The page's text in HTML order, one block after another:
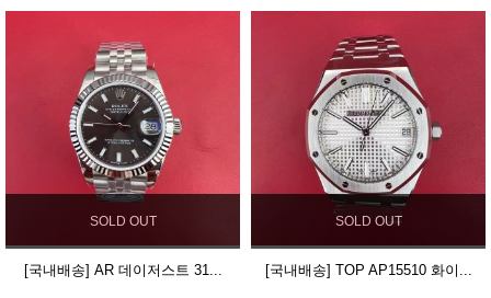
SOLD OUT
[국내배송] AR 데이저스트 31...
SOLD OUT
[국내배송] TOP AP15510 화이...